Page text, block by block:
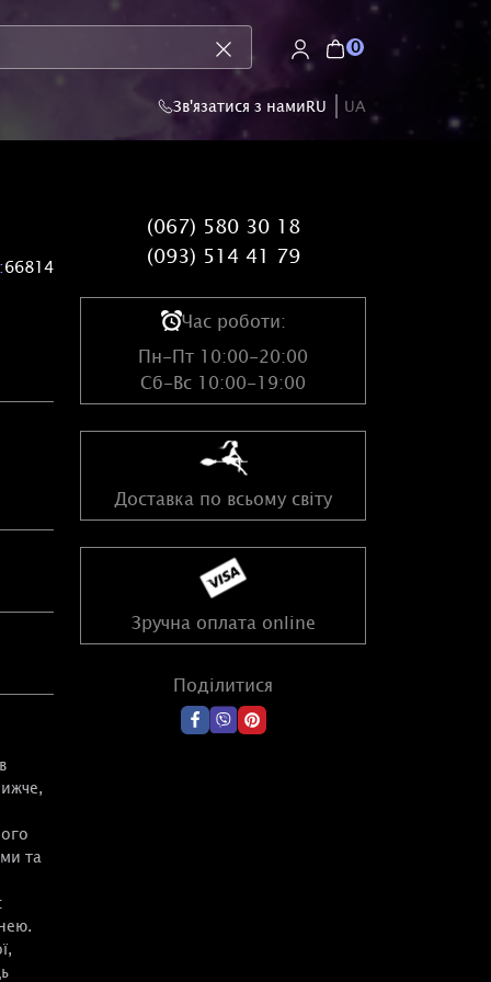
0
Зв'язатися з намиRU UA
66814
та
(067) 580 30 18
(093) 514 41 79
Час роботи:
Пн-Пт 10:00-20:00
Сб-Вс 10:00-19:00
Доставка по всьому світу
Зручна оплата online
Поділитися